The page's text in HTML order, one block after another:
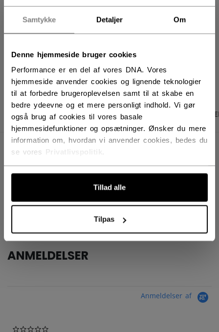
Samtykke Detaljer Om
Denne hjemmeside bruger cookies
Performance er en del af vores DNA. Vores
hjemmeside anvender cookies og lignende teknologier
til at forbedre brugeroplevelsen samt til at skabe en
bedre ydeevne og et mere personligt indhold. Vi gør
også brug af cookies til vores basale
hjemmesidefunktioner og opsætninger. Ønsker du mere
information om, hvordan vi anvender cookies, bedes du
se vores
.
Tillad alle
Tilpas
ÅBN SOCIALE
PRODUKTBILLEDER SPECIFIKATIONER
SPECIFIKATIONER
ID
HPJTS-SR
Senior
ANMELDELSER
Anmeldelser af